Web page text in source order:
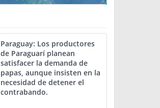
Paraguay: Los productores
de Paraguarí planean
satisfacer la demanda de
papas, aunque insisten en la
necesidad de detener el
contrabando.